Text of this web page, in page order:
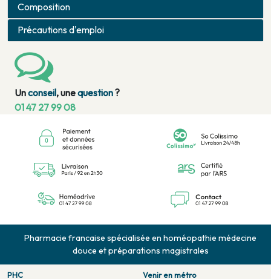
Composition
Précautions d'emploi
Unconseil, unequestion?
01 47 27 99 08
Pharmacie francaise spécialisée en homéopathie médecine
douce et préparations magistrales
PHC Venir en métro